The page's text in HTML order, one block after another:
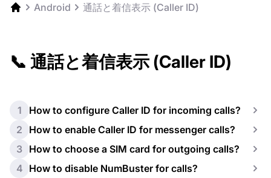
Android 通話と着信表示 (Caller ID)
📞 通話と着信表示 (Caller ID)
1
How to configure Caller ID for incoming calls?
2
How to enable Caller ID for messenger calls?
3 How to choose a SIM card for outgoing calls?
4 How to disable NumBuster for calls?